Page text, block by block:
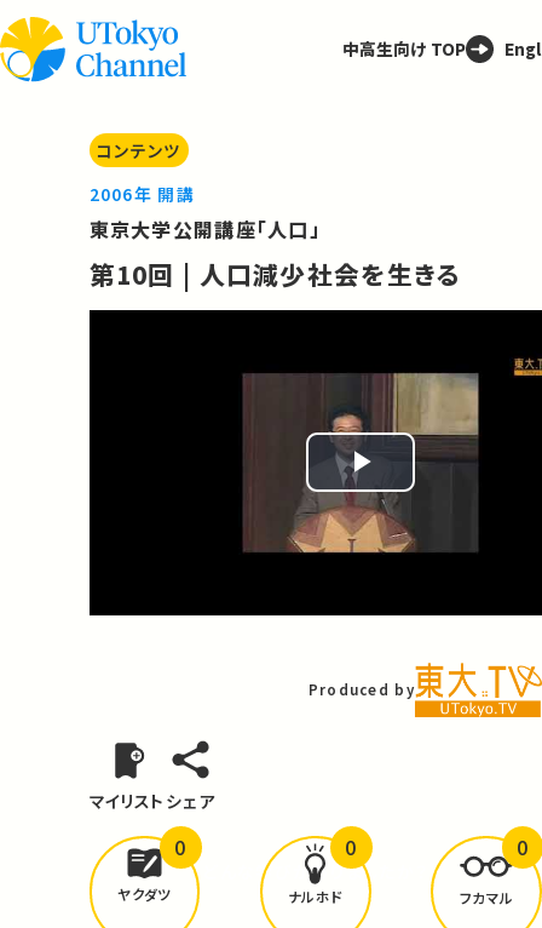
中高生向け TOP
コンテンツ
2006年 開講
東京大学公開講座「人口」
第10回 | 人口減少社会を生きる
Play
Video
Produced by
マイリスト シェア
どんな学びがありましたか？
ヤクダツ
0
ナルホド
0
フカマル
0